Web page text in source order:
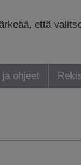
että
ja ohjeet